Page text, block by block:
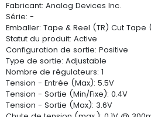
Fabricant: Analog Devices Inc.
Série: -
Emballer: Tape & Reel (TR) Cut
Statut du produit: Active
Configuration de sortie: Positive
Type de sortie: Adjustable
Nombre de régulateurs: 1
Tension - Entrée (Max): 5.5V
Tension - Sortie (Min/Fixe): 0.4V
Tension - Sortie (Max): 3.6V